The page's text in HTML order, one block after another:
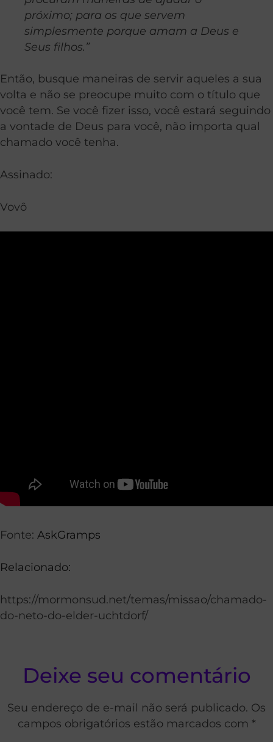
próximo; para os que servem
simplesmente porque amam a Deus e
Seus filhos.”
Então, busque maneiras de servir aqueles a sua
volta e não se preocupe muito com o título que
você tem. Se você fizer isso, você estará seguindo
a vontade de Deus para você, não importa qual
chamado você tenha.
Assinado:
Vovô
Fonte: AskGramps
Relacionado:
https://mormonsud.net/temas/missao/chamado-
do-neto-do-elder-uchtdorf/
Deixe seu comentário
Seu endereço de e-mail não será publicado. Os
campos obrigatórios estão marcados com *